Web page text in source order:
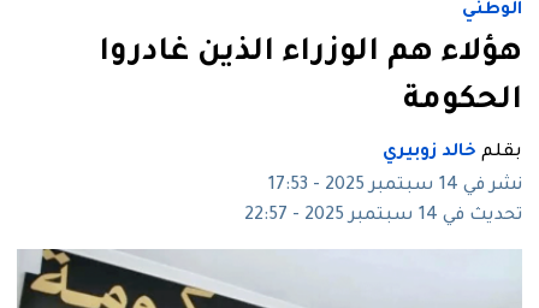
الوطني
هؤلاء هم الوزراء الذين غادروا
الحكومة
بقلم خالد زوبيري
نشر في 14 سبتمبر 2025 - 17:53
تحديث في 14 سبتمبر 2025 - 22:57